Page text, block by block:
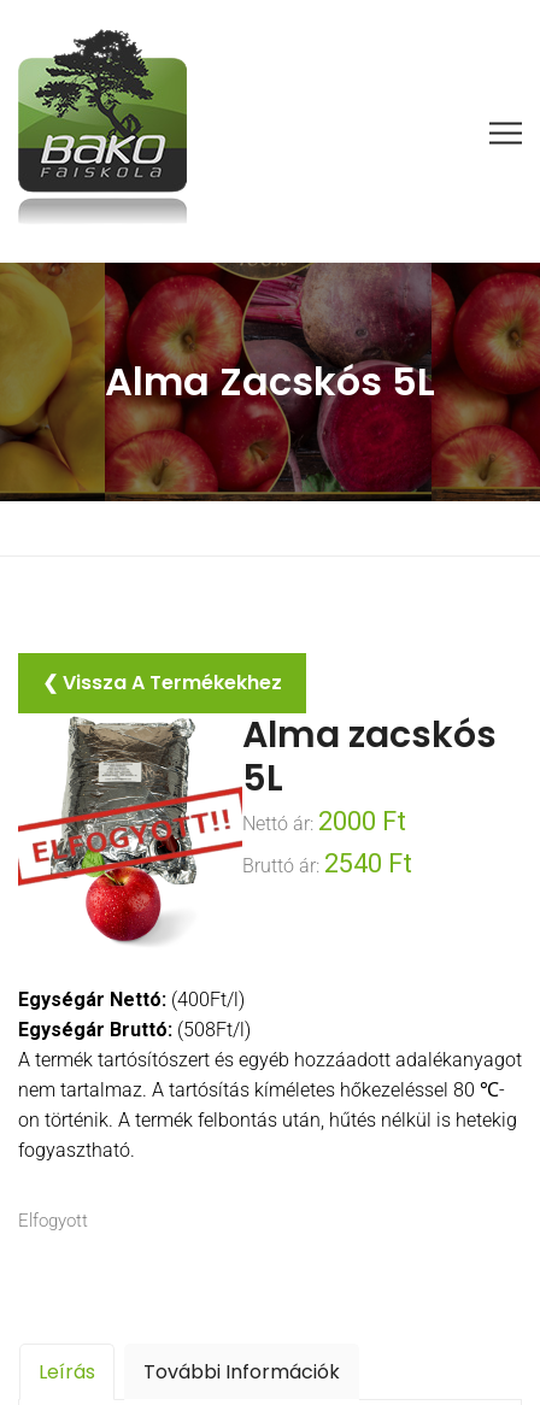
Alma Zacskós 5L
❮ Vissza A Termékekhez
Alma zacskós
5L
Nettó ár: 2000 Ft
Bruttó ár: 2540 Ft
Egységár Nettó: (400Ft/l)
Egységár Bruttó: (508Ft/l)
A termék tartósítószert és egyéb hozzáadott adalékanyagot
nem tartalmaz. A tartósítás kíméletes hőkezeléssel 80 ℃-
on történik. A termék felbontás után, hűtés nélkül is hetekig
fogyasztható.
Elfogyott
Leírás További Információk